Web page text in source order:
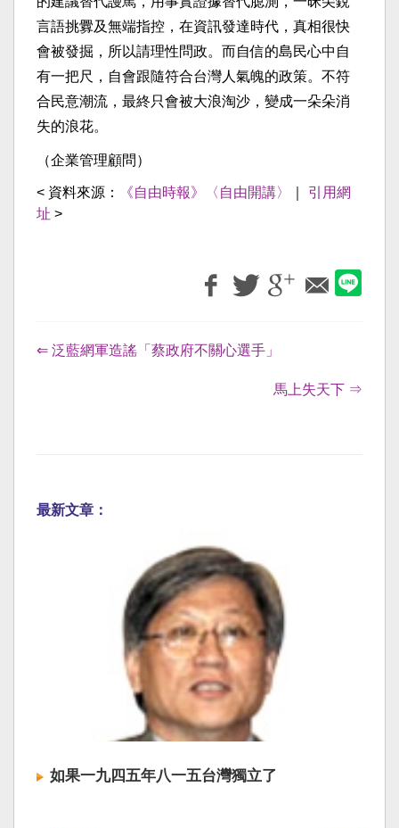
言語挑釁及無端指控，在資訊發達時代，真相很快
會被發掘，所以請理性問政。而自信的島民心中自
有一把尺，自會跟隨符合台灣人氣魄的政策。不符
合民意潮流，最終只會被大浪淘沙，變成一朵朵消
失的浪花。
（企業管理顧問）
< 資料來源： 《自由時報》〈自由開講〉
引用網
址 >
⇐ 泛藍網軍造謠「蔡政府不關心選手」
馬上失天下 ⇒
最新文章：
如果一九四五年八一五台灣獨立了